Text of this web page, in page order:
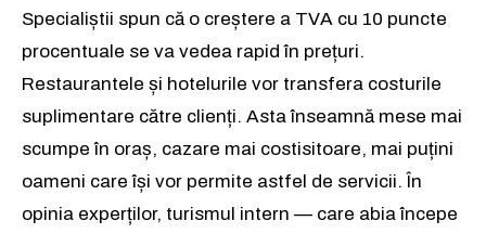
Specialiștii spun că o creștere a TVA cu 10 puncte
procentuale se va vedea rapid în prețuri.
Restaurantele și hotelurile vor transfera costurile
suplimentare către clienți. Asta înseamnă mese mai
scumpe în oraș, cazare mai costisitoare, mai puțini
oameni care își vor permite astfel de servicii. În
opinia experților, turismul intern — care abia începe